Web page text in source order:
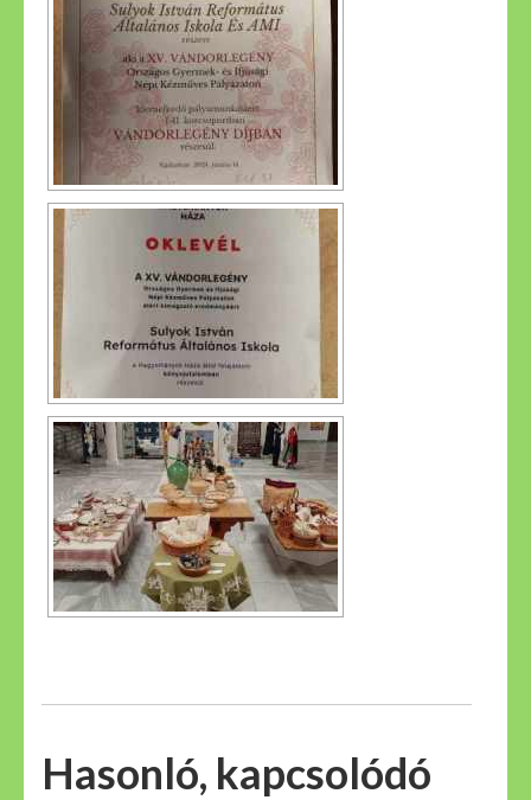
Hasonló, kapcsolódó